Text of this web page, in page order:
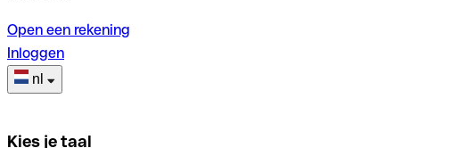
Open een rekening
Inloggen
nl
Kies je taal